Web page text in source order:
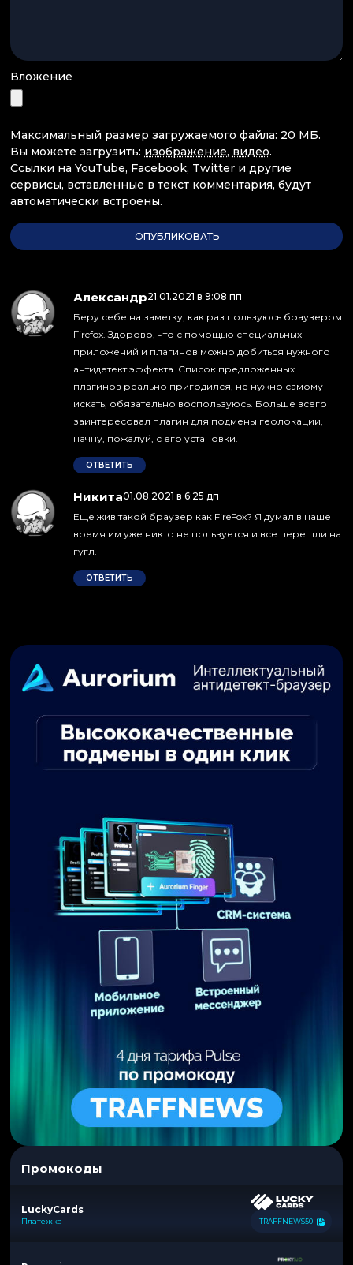
Вложение
Максимальный размер загружаемого файла: 20 МБ.
Вы можете загрузить: изображение, видео.
Ссылки на YouTube, Facebook, Twitter и другие
сервисы, вставленные в текст комментария, будут
автоматически встроены.
Александр:21.01.2021 в 9:08 пп
Беру себе на заметку, как раз пользуюсь браузером
Firefox. Здорово, что с помощью специальных
приложений и плагинов можно добиться нужного
антидетект эффекта. Список предложенных
плагинов реально пригодился, не нужно самому
искать, обязательно воспользуюсь. Больше всего
заинтересовал плагин для подмены геолокации,
начну, пожалуй, с его установки.
ОТВЕТИТЬ
Никита:01.08.2021 в 6:25 дп
Еще жив такой браузер как FireFox? Я думал в наше
время им уже никто не пользуется и все перешли на
гугл.
ОТВЕТИТЬ
Промокоды
LuckyCards
Платежка TRAFFNEWS50